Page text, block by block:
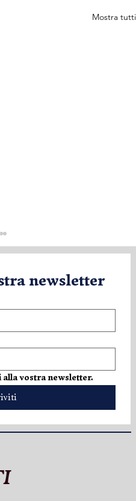
Mostra tutti
espressione di
newsletter
vostra newsletter.